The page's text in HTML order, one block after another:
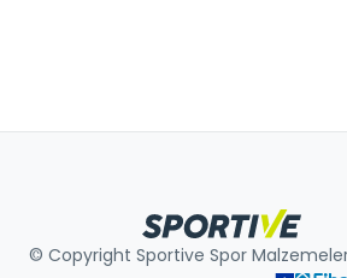
© Copyright Sportive Spor